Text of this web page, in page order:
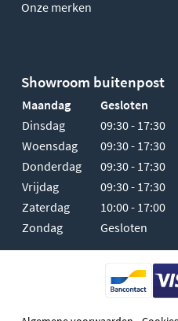
Onze merken
Showroom buitenpost
Maandag
Gesloten
Dinsdag
09:30 - 17:30
Woensdag
09:30 - 17:30
Donderdag
09:30 - 17:30
Vrijdag
09:30 - 17:30
Zaterdag
10:00 - 17:00
Zondag
Gesloten